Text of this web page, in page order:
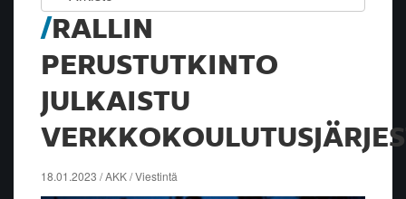
RALLIN
PERUSTUTKINTO
JULKAISTU
18.01.2023 / AKK / Viestintä